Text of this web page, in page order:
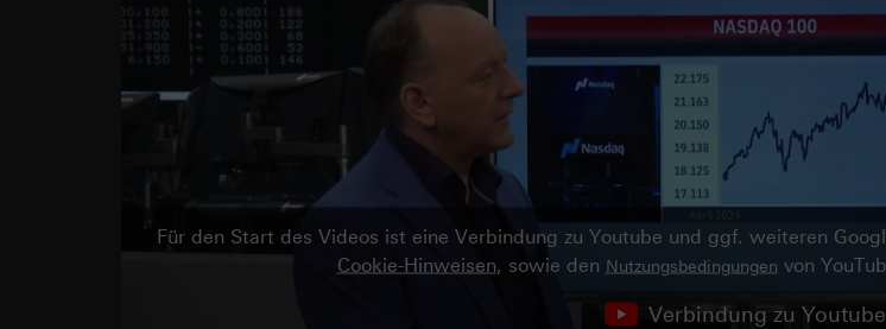
Für den Start des Videos ist eine Verbindung zu Youtube und ggf. weiteren
Cookie-Hinweisen, sowie den Nutzungsbedingungen von
Verbindung zu